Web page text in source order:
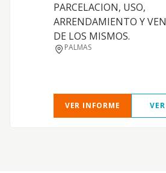
PARCELACION, USO,
ARRENDAMIENTO Y
DE LOS MISMOS.
PALMAS
VER INFORME